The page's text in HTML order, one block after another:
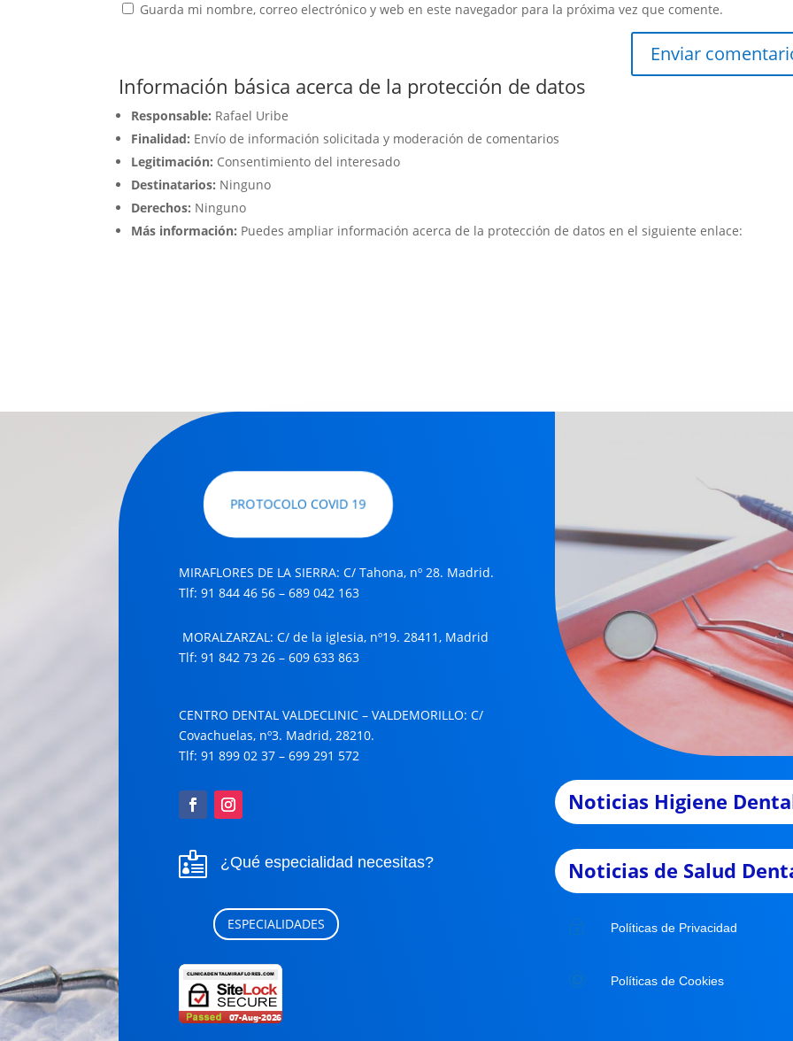
Guarda mi nombre, correo electrónico y web en este navegador para la próxima vez que comente.
Información básica acerca de la protección de datos
Responsable: Rafael Uribe
Finalidad: Envío de información solicitada y moderación de comentarios
Legitimación: Consentimiento del interesado
Destinatarios: Ninguno
Derechos: Ninguno
Más información: Puedes ampliar información acerca de la protección de datos en el siguiente enlace:
PROTOCOLO COVID 19
MIRAFLORES DE LA SIERRA: C/ Tahona, nº 28. Madrid.
Tlf: 91 844 46 56 – 689 042 163
MORALZARZAL: C/ de la iglesia, nº19. 28411, Madrid
Tlf: 91 842 73 26 – 609 633 863
CENTRO DENTAL VALDECLINIC – VALDEMORILLO: C/
Covachuelas, nº3. Madrid, 28210.
Tlf: 91 899 02 37 – 699 291 572
 ¿Qué especialidad necesitas?
ESPECIALIDADES
Noticias Higiene
Noticias de Salud
~ Políticas de Privacidad
 Políticas de Cookies